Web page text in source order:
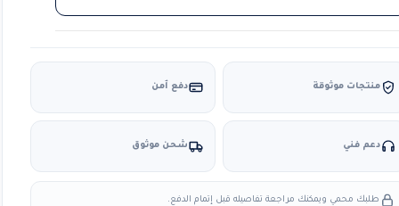
منتجات موثوقة دفع آمن
دعم فني شحن موثوق
طلبك محمي ويمكنك مراجعة تفاصيله قبل إتمام الدفع.